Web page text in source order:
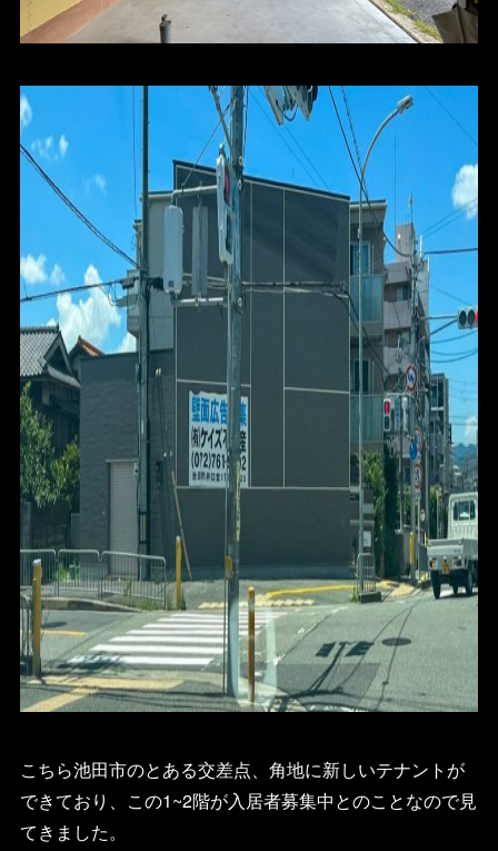
こちら池田市のとある交差点、角地に新しいテナントが
できており、この1~2階が入居者募集中とのことなので見
てきました。